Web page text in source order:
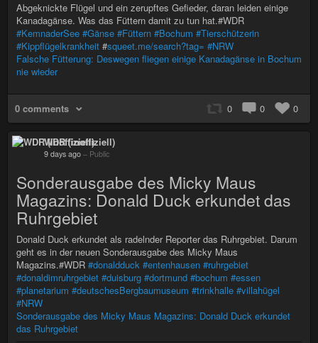
Abgeknickte Flügel und ein zerupftes Gefieder, daran leiden einige
Kanadagänse. Was das Füttern damit zu tun hat.#WDR
#KemnaderSee #Gänse #Füttern #Bochum #Tierschützerin
#Kippflügelkrankheit #squeet.me/search?tag= #NRW
Falsche Fütterung: Deswegen fliegen einige Kanadagänse in Bochum
nie wieder
0 comments 0 0 0
WDR (inoffiziell)
9 days ago – Public
Sonderausgabe des Micky Maus
Magazins: Donald Duck erkundet das
Ruhrgebiet
Donald Duck erkundet als radelnder Reporter das Ruhrgebiet. Darum
geht es in der neuen Sonderausgabe des Micky Maus
Magazins.#WDR #donaldduck #entenhausen #ruhrgebiet
#donaldimruhrgebiet #duisburg #dortmund #bochum #essen
#planetarium #deutschesBergbaumuseum #trinkhalle #villahügel
#NRW
Sonderausgabe des Micky Maus Magazins: Donald Duck erkundet
das Ruhrgebiet